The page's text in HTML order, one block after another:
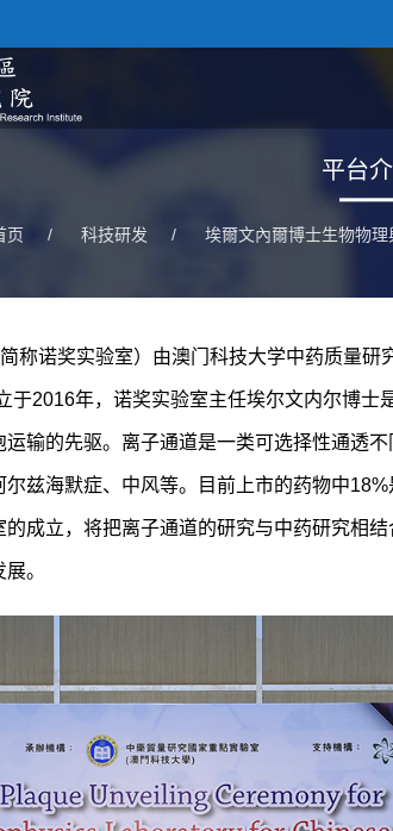
平台
页 / 科技研发 / 埃爾文內爾博士生物物
称诺奖实验室）由澳门科技大学中药质量研
于2016年，诺奖实验室主任埃尔文内尔博士
输的先驱。离子通道是一类可选择性通透
兹海默症、中风等。目前上市的药物中
成立，将把离子通道的研究与中药研究相
。